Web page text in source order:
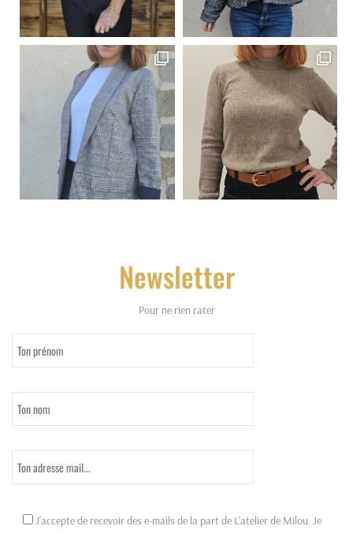
Newsletter
Pour ne rien rater
J'accepte de recevoir des e-mails de la part de L'atelier de Milou. Je